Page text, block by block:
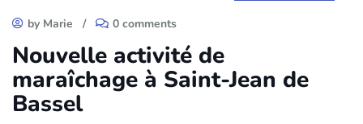
by Marie / 0 comments
Nouvelle activité de
maraîchage à Saint-Jean de
Bassel